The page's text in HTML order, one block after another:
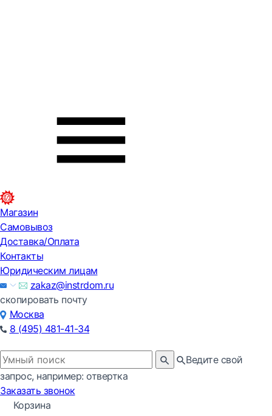
Магазин
Самовывоз
Доставка/Оплата
Контакты
Юридическим лицам
zakaz@instrdom.ru
скопировать почту
Москва
8 (495) 481-41-34
Ведите свой
запрос, например: отвертка
Заказать звонок
Корзина